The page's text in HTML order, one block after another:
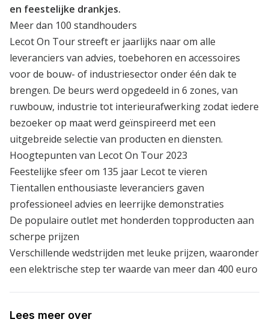
en feestelijke drankjes.
Meer dan 100 standhouders
Lecot On Tour streeft er jaarlijks naar om alle
leveranciers van advies, toebehoren en accessoires
voor de bouw- of industriesector onder één dak te
brengen. De beurs werd opgedeeld in 6 zones, van
ruwbouw, industrie tot interieurafwerking zodat iedere
bezoeker op maat werd geïnspireerd met een
uitgebreide selectie van producten en diensten.
Hoogtepunten van Lecot On Tour 2023
Feestelijke sfeer om 135 jaar Lecot te vieren
Tientallen enthousiaste leveranciers gaven
professioneel advies en leerrijke demonstraties
De populaire outlet met honderden topproducten aan
scherpe prijzen
Verschillende wedstrijden met leuke prijzen, waaronder
een elektrische step ter waarde van meer dan 400 euro
Lees meer over